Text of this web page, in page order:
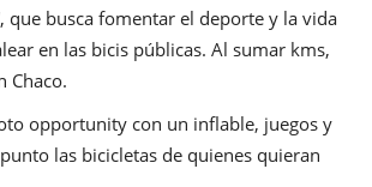
que busca fomentar el deporte y la vida
en las bicis públicas. Al sumar kms,
Chaco.
opportunity con un inflable, juegos y
las bicicletas de quienes quieran